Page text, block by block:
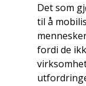
Det som
til å
fordi de